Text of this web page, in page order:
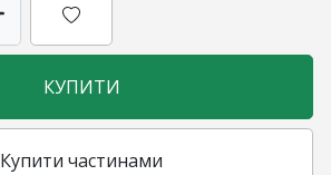
КУПИТИ
Купити частинами